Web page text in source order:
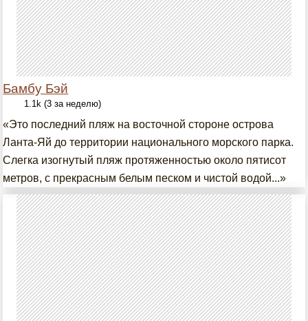
Бамбу Бэй
1.1k (3 за неделю)
«Это последний пляж на восточной стороне острова
Ланта-Яй до территории национального морского парка.
Слегка изогнутый пляж протяженностью около пятисот
метров, с прекрасным белым песком и чистой водой...»